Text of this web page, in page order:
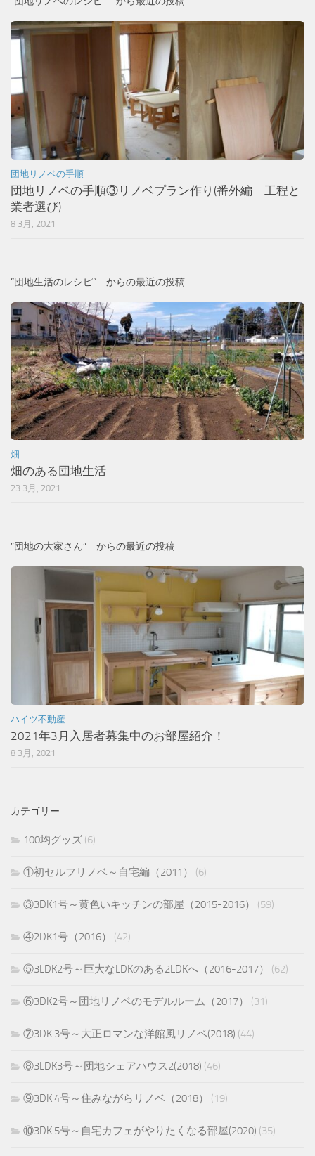
団地リノベの手順
団地リノベの手順③リノベプラン作り(番外編 工程と
業者選び)
8 3月, 2021
”団地生活のレシピ” からの最近の投稿
畑
畑のある団地生活
23 3月, 2021
”団地の大家さん” からの最近の投稿
ハイツ不動産
2021年3月入居者募集中のお部屋紹介！
8 3月, 2021
カテゴリー
100均グッズ (6)
①初セルフリノベ～自宅編（2011） (6)
③3DK1号～黄色いキッチンの部屋（2015-2016） (59)
④2DK1号（2016） (42)
⑤3LDK2号～巨大なLDKのある2LDKへ（2016-2017） (62)
⑥3DK2号～団地リノベのモデルルーム（2017） (31)
⑦3DK 3号～大正ロマンな洋館風リノベ(2018) (44)
⑧3LDK3号～団地シェアハウス2(2018) (46)
⑨3DK 4号～住みながらリノベ（2018） (19)
⑩3DK 5号～自宅カフェがやりたくなる部屋(2020) (35)